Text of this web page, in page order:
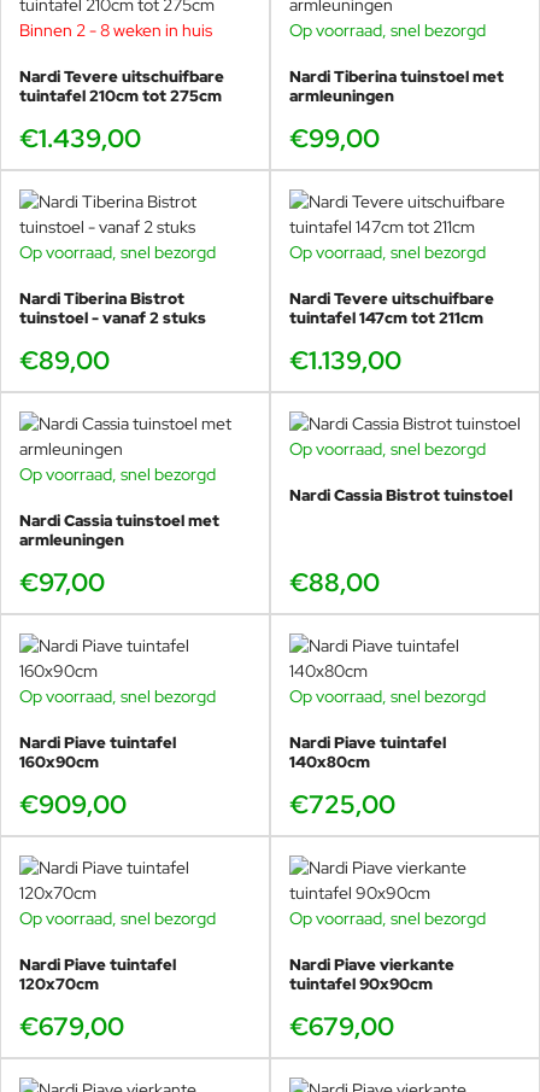
Waarom kiezen voor 120 x 70?
Dit formaat is ideaal als u een stijlvolle eettafel zoekt die
niet te veel ruimte inneemt. Perfect voor een stadstuin,
balkonachtige terrassen, compacte patio’s of als tweede
tafel bij een grotere opstelling. U houdt loopruimte over
en creëert toch een volwaardige eetplek.
Compact maar ruim genoeg
De Piave 120 x 70 voelt in gebruik ruimer dan je denkt.
Door de slimme verhouding is er voldoende plek voor
borden, schalen en drankjes, terwijl je toch een slanke,
rustige uitstraling houdt. Ideaal voor dagelijks gebruik en
snelle diners buiten.
Welke maat past bij u?
Wilt u vaker met 4 tot 5 personen dineren? Kies dan de
met 6 personen? Dan is de
Piave 160 x 90de logische
keuze.
Binnen 2 - 8 weken in huis
Nardi Tevere uitschuifbare
tuintafel 210cm tot 275cm
€1.439,00
Op voorraad, snel bezorgd
Nardi Tiberina tuinstoel met
armleuningen
€99,00
Op voorraad, snel bezorgd
Nardi Tiberina Bistrot
tuinstoel - vanaf 2 stuks
€89,00
Op voorraad, snel bezorgd
Nardi Tevere uitschuifbare
tuintafel 147cm tot 211cm
€1.139,00
Op voorraad, snel bezorgd
Nardi Cassia tuinstoel met
armleuningen
€97,00
Op voorraad, snel bezorgd
Nardi Cassia Bistrot tuinstoel
€88,00
Op voorraad, snel bezorgd
Nardi Piave tuintafel
160x90cm
€909,00
Op voorraad, snel bezorgd
Nardi Piave tuintafel
140x80cm
€725,00
Op voorraad, snel bezorgd
Nardi Piave tuintafel
120x70cm
€679,00
Op voorraad, snel bezorgd
Nardi Piave vierkante
tuintafel 90x90cm
€679,00